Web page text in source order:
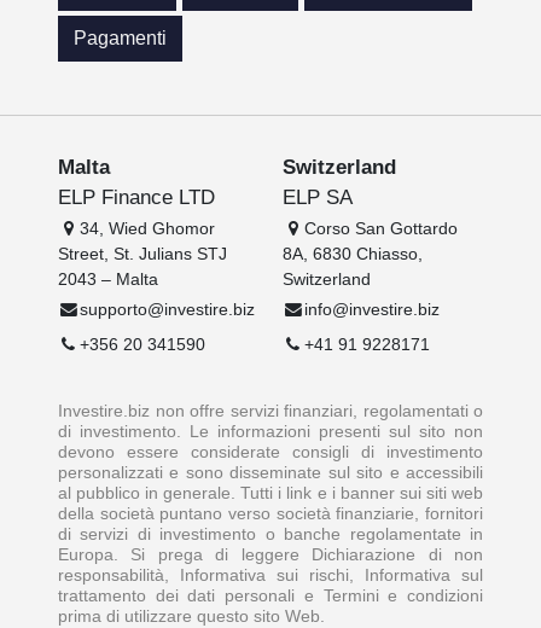
Pagamenti
Malta
ELP Finance LTD
34, Wied Ghomor
Street, St. Julians STJ
2043 – Malta
supporto@investire.biz
+356 20 341590
Switzerland
ELP SA
Corso San Gottardo
8A, 6830 Chiasso,
Switzerland
info@investire.biz
+41 91 9228171
Investire.biz non offre servizi finanziari, regolamentati o
di investimento. Le informazioni presenti sul sito non
devono essere considerate consigli di investimento
personalizzati e sono disseminate sul sito e accessibili
al pubblico in generale. Tutti i link e i banner sui siti web
della società puntano verso società finanziarie, fornitori
di servizi di investimento o banche regolamentate in
Europa. Si prega di leggere Dichiarazione di non
responsabilità, Informativa sui rischi, Informativa sul
trattamento dei dati personali e Termini e condizioni
prima di utilizzare questo sito Web.